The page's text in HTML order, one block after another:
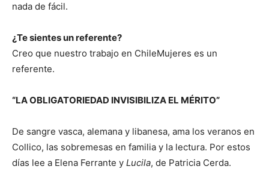
nada de fácil.
¿Te sientes un referente?
Creo que nuestro trabajo en ChileMujeres es un
referente.
“LA OBLIGATORIEDAD INVISIBILIZA EL MÉRITO”
De sangre vasca, alemana y libanesa, ama los veranos en
Collico, las sobremesas en familia y la lectura. Por estos
días lee a Elena Ferrante y Lucila, de Patricia Cerda.